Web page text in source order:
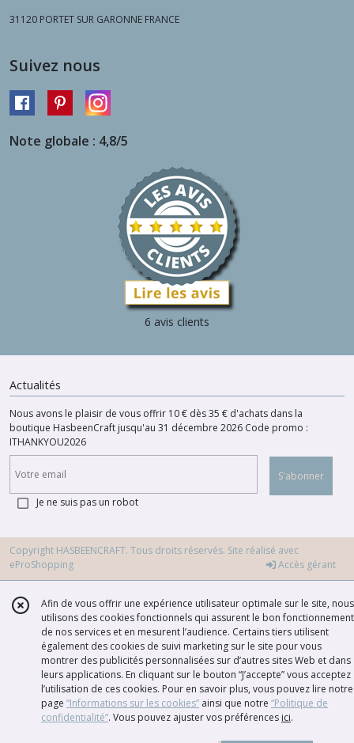
31120 PORTET SUR GARONNE FRANCE
Suivez nous
Note globale : 4,8/5
6 avis clients
Actualités
Nous avons le plaisir de vous offrir 10 € dès 35 € d'achats dans la
boutique HasbeenCraft jusqu'au 31 décembre 2026 Code promo :
ITHANKYOU2026
S'abonner
Je ne suis pas un robot
Copyright HASBEENCRAFT. Tous droits réservés. Site réalisé avec
eProShopping
Accès gérant
Afin de vous offrir une expérience utilisateur optimale sur le site, nous
utilisons des cookies fonctionnels qui assurent le bon fonctionnement
de nos services et en mesurent l’audience. Certains tiers utilisent
également des cookies de suivi marketing sur le site pour vous
montrer des publicités personnalisées sur d’autres sites Web et dans
leurs applications. En cliquant sur le bouton “J’accepte” vous acceptez
l’utilisation de ces cookies. Pour en savoir plus, vous pouvez lire notre
page “Informations sur les cookies” ainsi que notre “Politique de
confidentialité“. Vous pouvez ajuster vos préférences ici.